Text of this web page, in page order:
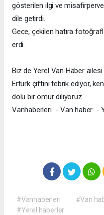
gösterilen ilgi ve
dile getirdi.
Gece, çekilen hatıra
erdi.
Biz de Yerel Van Haber
Ertürk çiftini tebrik ediyor,
dolu bir ömür diliyoruz.
Vanhaberleri - Van haber -
#Vanhaberleri #Van
#Yerel haberler